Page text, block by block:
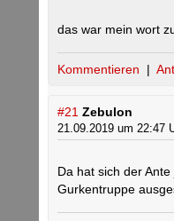
das war mein wort
Kommentieren |
#21 Zebulon
21.09.2019 um 22:47
Da hat sich der
Gurkentruppe